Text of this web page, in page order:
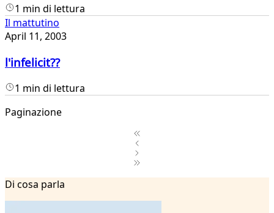
1 min di lettura
Il mattutino
April 11, 2003
l'infelicit??
1 min di lettura
Paginazione
2
...
Di cosa parla